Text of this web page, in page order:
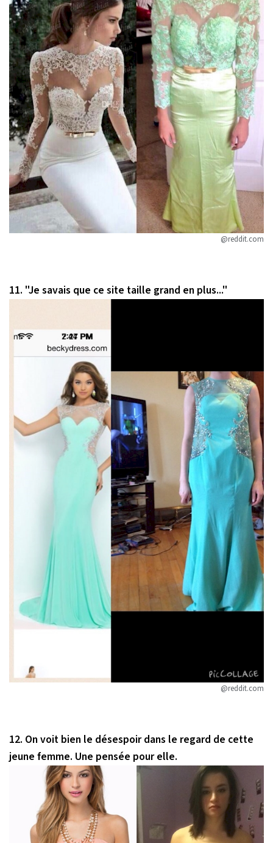
@reddit.com
11. "Je savais que ce site taille grand en plus..."
@reddit.com
12. On voit bien le désespoir dans le regard de cette
jeune femme. Une pensée pour elle.